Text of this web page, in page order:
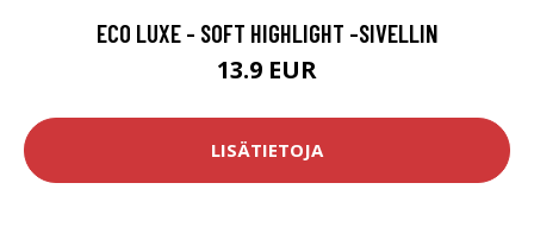
ECO LUXE - SOFT HIGHLIGHT -SIVELLIN
13.9 EUR
LISÄTIETOJA